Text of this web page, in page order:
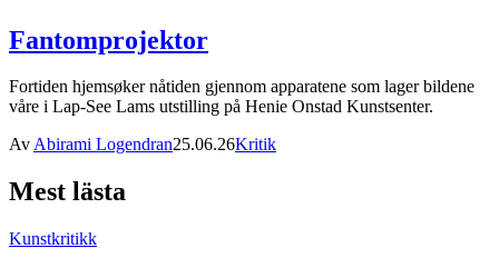
Fantomprojektor
Fortiden hjemsøker nåtiden gjennom apparatene som lager bildene
våre i Lap-See Lams utstilling på Henie Onstad Kunstsenter.
AvAbirami Logendran25.06.26Kritik
Mest lästa
Kunstkritikk